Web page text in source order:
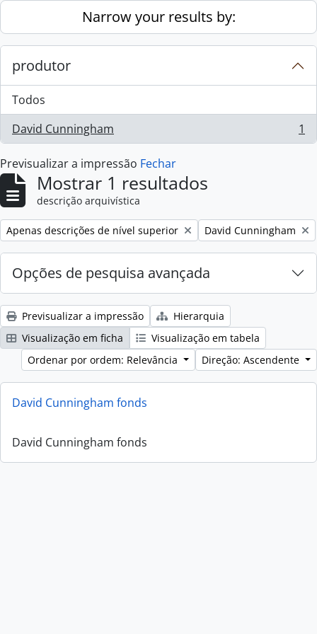
Skip to main contentNarrow your results by:
produtor
Todos
David Cunningham
, 1 resultados 1
Previsualizar a impressão Fechar
Mostrar 1 resultados
descrição arquivística
Remove filter:
Apenas descrições de nível superior Remove filter:
David Cunningham
Opções de pesquisa avançada
Previsualizar a impressão
Hierarquia
Visualização em ficha
Visualização em tabela
Ordenar por ordem: Relevância
Direção: Ascendente
David Cunningham fonds
David Cunningham fonds